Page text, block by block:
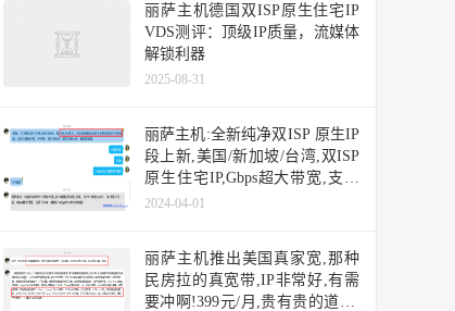
丽萨主机德国双ISP原生住宅IP
VDS测评：顶级IP质量，流媒体
解锁利器
2025-08-31
丽萨主机:全新纯净双ISP 原生IP
段上新,美国/新加坡/台湾,双ISP
原生住宅IP,Gbps超大带宽,支持
Tiktok/解锁ChatGpt/NetFlix
2024-04-01
丽萨主机推出美国真家宽,那种
民房拉的真宽带,IP非常好,有需
要冲啊!399元/月,贵有贵的道理,